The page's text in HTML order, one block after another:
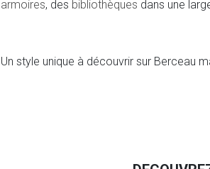
armoires, des bibliothèques dans une
Un style unique à découvrir sur Berceau